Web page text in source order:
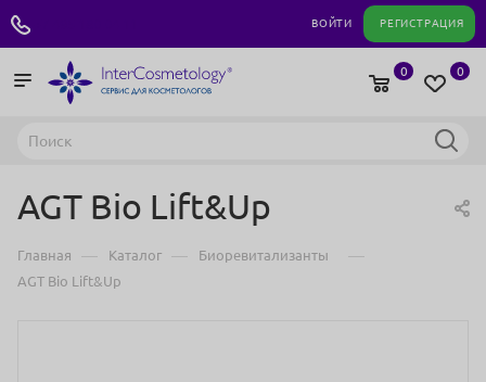
ВОЙТИ РЕГИСТРАЦИЯ
0
0
AGT Bio Lift&Up
Главная — Каталог — Биоревитализанты —
AGT Bio Lift&Up